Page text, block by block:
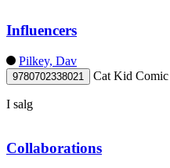
Influencers
Pilkey, Dav
9780702338021 Cat Kid
I salg
Collaborations